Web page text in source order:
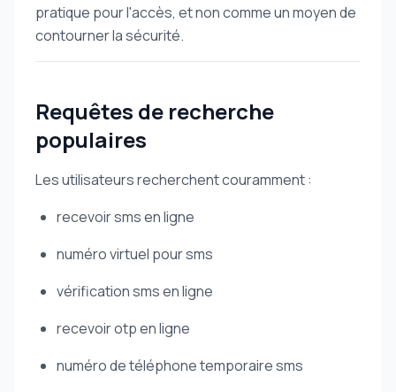
pratique pour l'accès, et non comme un moyen de
contourner la sécurité.
Requêtes de recherche
populaires
Les utilisateurs recherchent couramment :
recevoir sms en ligne
numéro virtuel pour sms
vérification sms en ligne
recevoir otp en ligne
numéro de téléphone temporaire sms